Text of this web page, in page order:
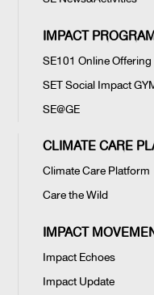
IMPACT
SE101 Online Offering
SET Social Impact
SE@GE
CLIMATE CARE
Climate Care Platform
Care the Wild
IMPACT
Impact Echoes
Impact Update